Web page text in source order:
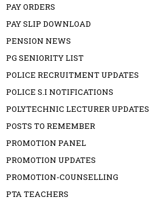
PAY ORDERS
PAY SLIP DOWNLOAD
PENSION NEWS
PG SENIORITY LIST
POLICE RECRUITMENT UPDATES
POLICE S.I NOTIFICATIONS
POLYTECHNIC LECTURER UPDATES
POSTS TO REMEMBER
PROMOTION PANEL
PROMOTION UPDATES
PROMOTION-COUNSELLING
PTA TEACHERS